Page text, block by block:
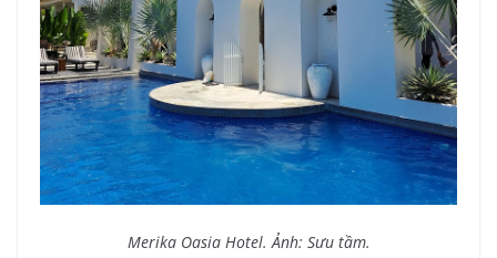
Merika Oasia Hotel. Ảnh: Sưu tầm.